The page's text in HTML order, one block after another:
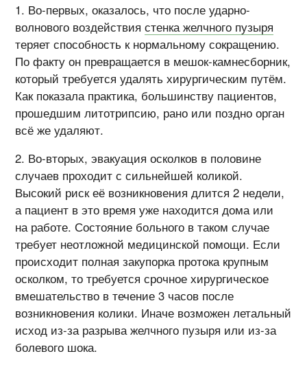
Во-первых, оказалось, что после ударно-
волнового воздействиястенка желчного пузыря
теряет способность к нормальному сокращению.
По факту он превращается в мешок-камнесборник,
который требуется удалять хирургическим путём.
Как показала практика, большинству пациентов,
прошедшим литотрипсию, рано или поздно орган
всё же удаляют.
Во-вторых, эвакуация осколков в половине
случаев проходит с сильнейшей коликой.
Высокий риск её возникновения длится 2 недели,
а пациент в это время уже находится дома или
на работе. Состояние больного в таком случае
требует неотложной медицинской помощи. Если
происходит полная закупорка протока крупным
осколком, то требуется срочное хирургическое
вмешательство в течение 3 часов после
возникновения колики. Иначе возможен летальный
исход из-за разрыва желчного пузыря или из-за
болевого шока.